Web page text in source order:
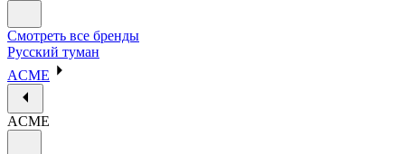
Смотреть все бренды
Русский туман
ACME
ACME